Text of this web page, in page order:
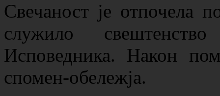
Свечаност је отпочела
служило
Исповедника. Након
спомен-обележја.